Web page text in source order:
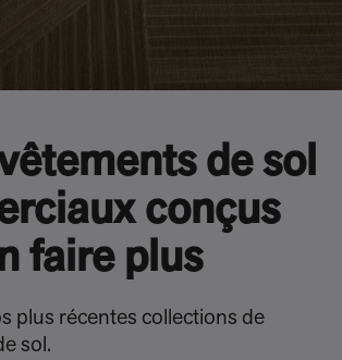
de sol
conçus
faire plus
plus récentes collections de
sol.